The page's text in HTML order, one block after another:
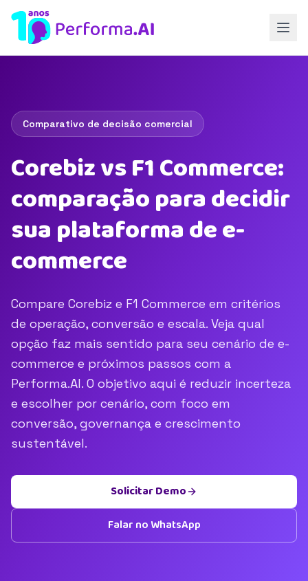
Comparativo de decisão comercial
Corebiz vs F1 Commerce:
comparação para decidir
sua plataforma de e-
commerce
Compare Corebiz e F1 Commerce em critérios
de operação, conversão e escala. Veja qual
opção faz mais sentido para seu cenário de e-
commerce e próximos passos com a
Performa.AI. O objetivo aqui é reduzir incerteza
e escolher por cenário, com foco em
conversão, governança e crescimento
sustentável.
Solicitar Demo
Falar no WhatsApp